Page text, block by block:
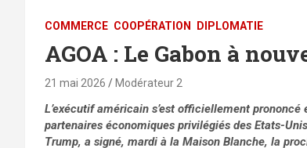
COMMERCE ⁠COOPÉRATION DIPLOMATIE
AGOA : Le Gabon à
21 mai 2026 Modérateur 2
L’exécutif américain s’est officiellement
partenaires économiques privilégiés des Etats-
Trump, a signé, mardi à la Maison Blanche, la